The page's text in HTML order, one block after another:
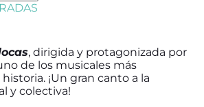
, dirigida y protagonizada por
de los musicales más
¡Un gran canto a la
y colectiva!